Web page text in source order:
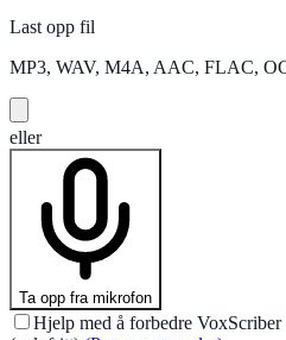
Last opp fil
MP3, WAV, M4A, AAC, FLAC,
eller
Ta opp fra mikrofon
Hjelp med å forbedre